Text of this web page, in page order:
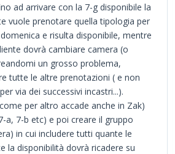
ad arrivare con la 7-g disponibile la
vuole prenotare quella tipologia per
e risulta disponibile, mentre
dovrà cambiare camera (o
un grosso problema,
tutte le altre prenotazioni ( e non
via dei successivi incastri...).
per altro accade anche in Zak)
a, 7-b etc) e poi creare il gruppo
in cui includere tutti quante le
la disponibilità dovrà ricadere su